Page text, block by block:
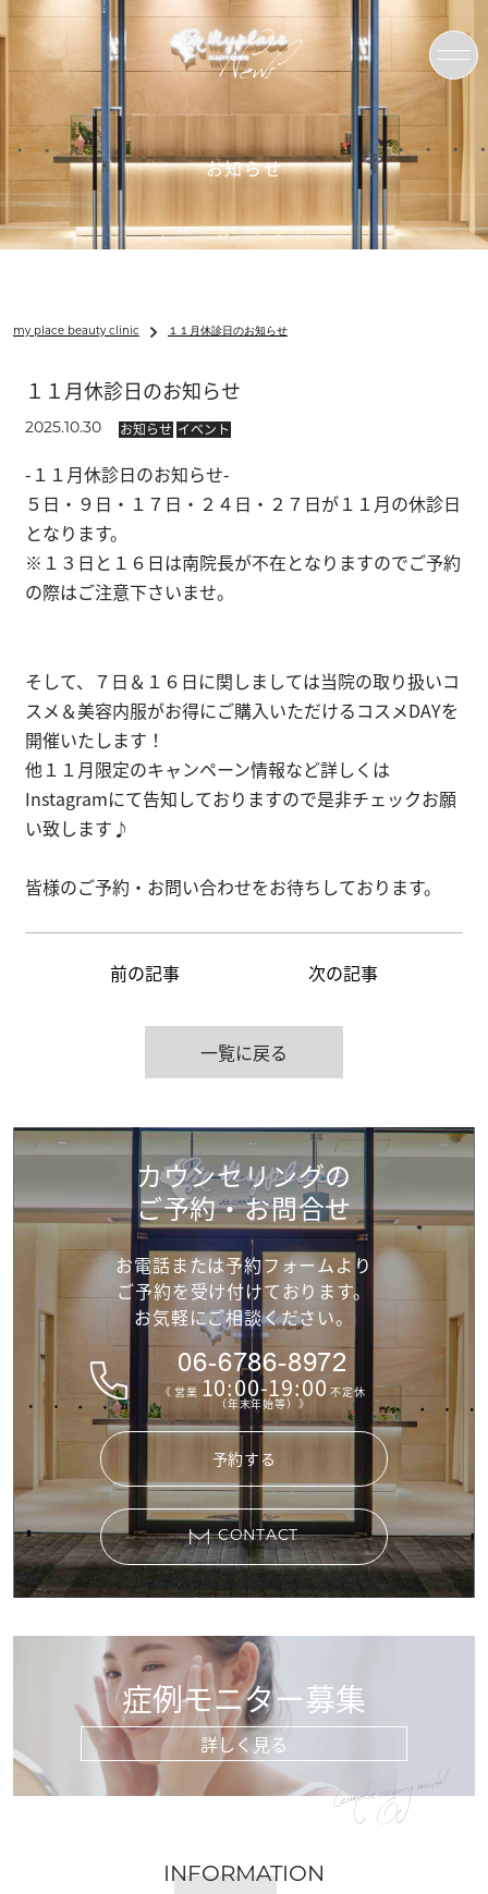
News
お知らせ
my place beauty clinic １１月休診日のお知らせ
１１月休診日のお知らせ
2025.10.30 お知らせ イベント
-１１月休診日のお知らせ-
５日・９日・１７日・２４日・２７日が１１月の休診日
となります。
※１３日と１６日は南院長が不在となりますのでご予約
の際はご注意下さいませ。
そして、７日＆１６日に関しましては当院の取り扱いコ
スメ＆美容内服がお得にご購入いただけるコスメDAYを
開催いたします！
他１１月限定のキャンペーン情報など詳しくは
Instagramにて告知しておりますので是非チェックお願
い致します♪
皆様のご予約・お問い合わせをお待ちしております。
前の記事 次の記事
一覧に戻る
カウンセリングの
ご予約・お問合せ
お電話または予約フォームより
ご予約を受け付けております。
お気軽にご相談ください。
06-6786-8972
《 営業 10:00-19:00不定休
（年末年始等）》
予約する
CONTACT
症例モニター募集
詳しく見る
Cosmetic surgery model
INFORMATION